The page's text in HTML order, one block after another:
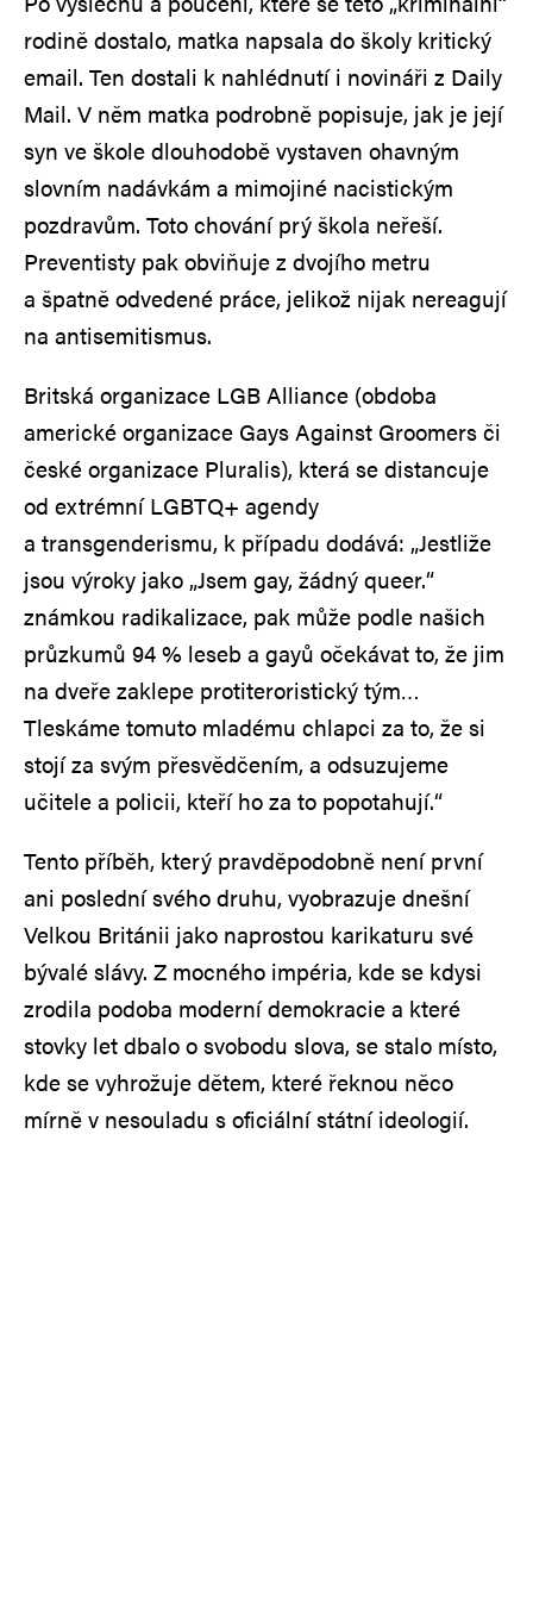
rodině dostalo, matka napsala do školy kritický
email. Ten dostali k nahlédnutí i novináři z Daily
Mail. V něm matka podrobně popisuje, jak je její
syn ve škole dlouhodobě vystaven ohavným
slovním nadávkám a mimojiné nacistickým
pozdravům. Toto chování prý škola neřeší.
Preventisty pak obviňuje z dvojího metru
a špatně odvedené práce, jelikož nijak nereagují
na antisemitismus.
Britská organizace LGB Alliance (obdoba
americké organizace Gays Against Groomers či
české organizace Pluralis), která se distancuje
od extrémní LGBTQ+ agendy
a transgenderismu, k případu dodává: „Jestliže
jsou výroky jako „Jsem gay, žádný queer.“
známkou radikalizace, pak může podle našich
průzkumů 94 % leseb a gayů očekávat to, že jim
na dveře zaklepe protiteroristický tým…
Tleskáme tomuto mladému chlapci za to, že si
stojí za svým přesvědčením, a odsuzujeme
učitele a policii, kteří ho za to popotahují.“
Tento příběh, který pravděpodobně není první
ani poslední svého druhu, vyobrazuje dnešní
Velkou Británii jako naprostou karikaturu své
bývalé slávy. Z mocného impéria, kde se kdysi
zrodila podoba moderní demokracie a které
stovky let dbalo o svobodu slova, se stalo místo,
kde se vyhrožuje dětem, které řeknou něco
mírně v nesouladu s oficiální státní ideologií.